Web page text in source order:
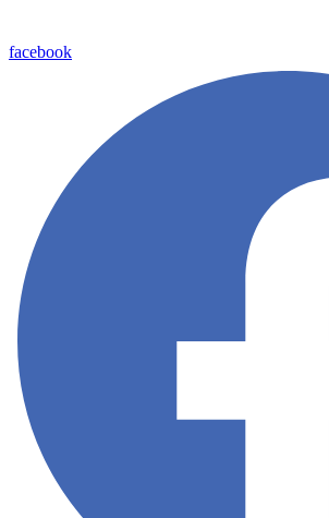
facebook